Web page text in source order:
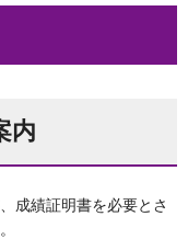
内
成績証明書を必要とさ